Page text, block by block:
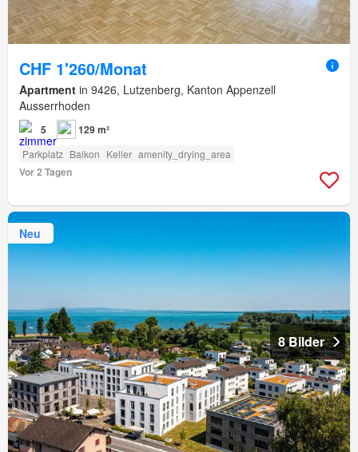
CHF 1'260/Monat
Apartment in 9426, Lutzenberg, Kanton Appenzell
Ausserrhoden
5 129 m²
Parkplatz Balkon Keller amenity_drying_area
Vor 2 Tagen
Neu
8 Bilder